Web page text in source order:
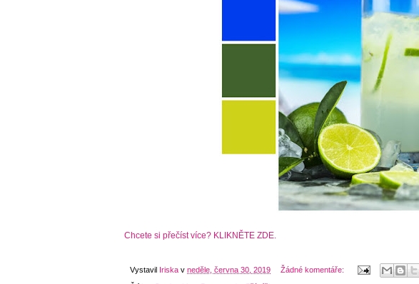
Chcete si přečíst více? KLIKNĚTE ZDE.
Vystavil Iriska v neděle, června 30, 2019 Žádné komentáře: